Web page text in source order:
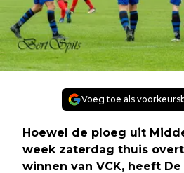
Voeg toe als
Hoewel de ploeg uit
week zaterdag thuis
winnen van VCK, heeft